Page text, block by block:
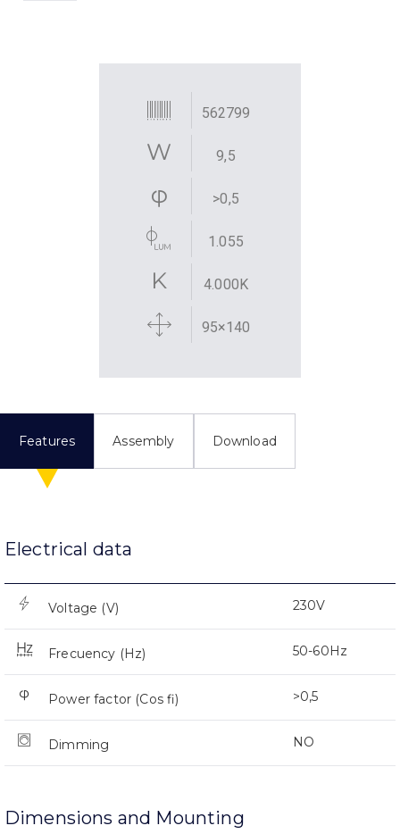
562799
9,5
>0,5
1.055
4.000K
95×140
Features Assembly Download
Electrical data
Voltage (V) 230V
Frecuency (Hz) 50-60Hz
Power factor (Cos fi) >0,5
Dimming NO
Dimensions and Mounting